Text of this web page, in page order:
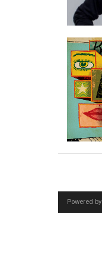
Powered by